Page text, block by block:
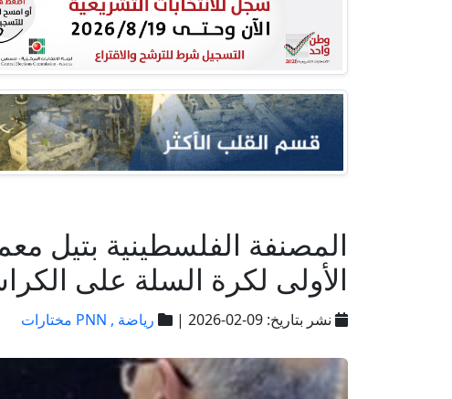
المصنفة الفلسطينية بتيل
الأولى لكرة السلة على
نشر بتاريخ: 09-02-2026 | رياضة , PNN مختارات